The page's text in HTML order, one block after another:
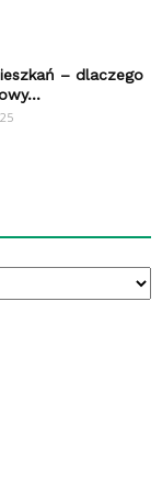
– dlaczego